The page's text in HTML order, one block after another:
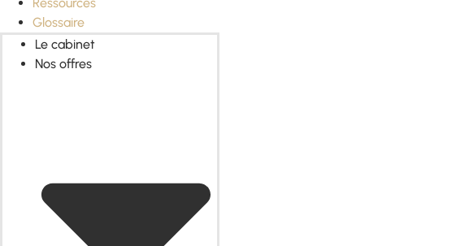
Glossaire
Le cabinet
Nos offres